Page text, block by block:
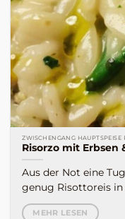
ZWISCHENGANG HAUPTSPEISE
Risorzo mit Erbsen
Aus der Not eine
genug Risottoreis in
MEHR LESEN